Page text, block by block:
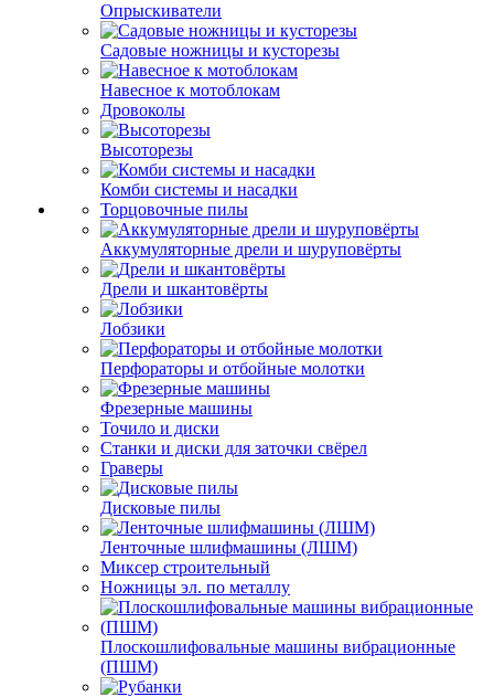
Опрыскиватели
Садовые ножницы и кусторезы
Навесное к мотоблокам
Дровоколы
Высоторезы
Комби системы и насадки
Торцовочные пилы
Аккумуляторные дрели и шуруповёрты
Дрели и шкантовёрты
Лобзики
Перфораторы и отбойные молотки
Фрезерные машины
Точило и диски
Станки и диски для заточки свёрел
Граверы
Дисковые пилы
Ленточные шлифмашины (ЛШМ)
Миксер строительный
Ножницы эл. по металлу
Плоскошлифовальные машины вибрационные
(ПШМ)